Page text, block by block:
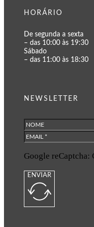
HORÁRIO
De segunda a sexta
– das 10:00 às 19:30
Sábado
– das 11:00 às 18:30
NEWSLETTER
Google reCaptcha:
ENVIAR